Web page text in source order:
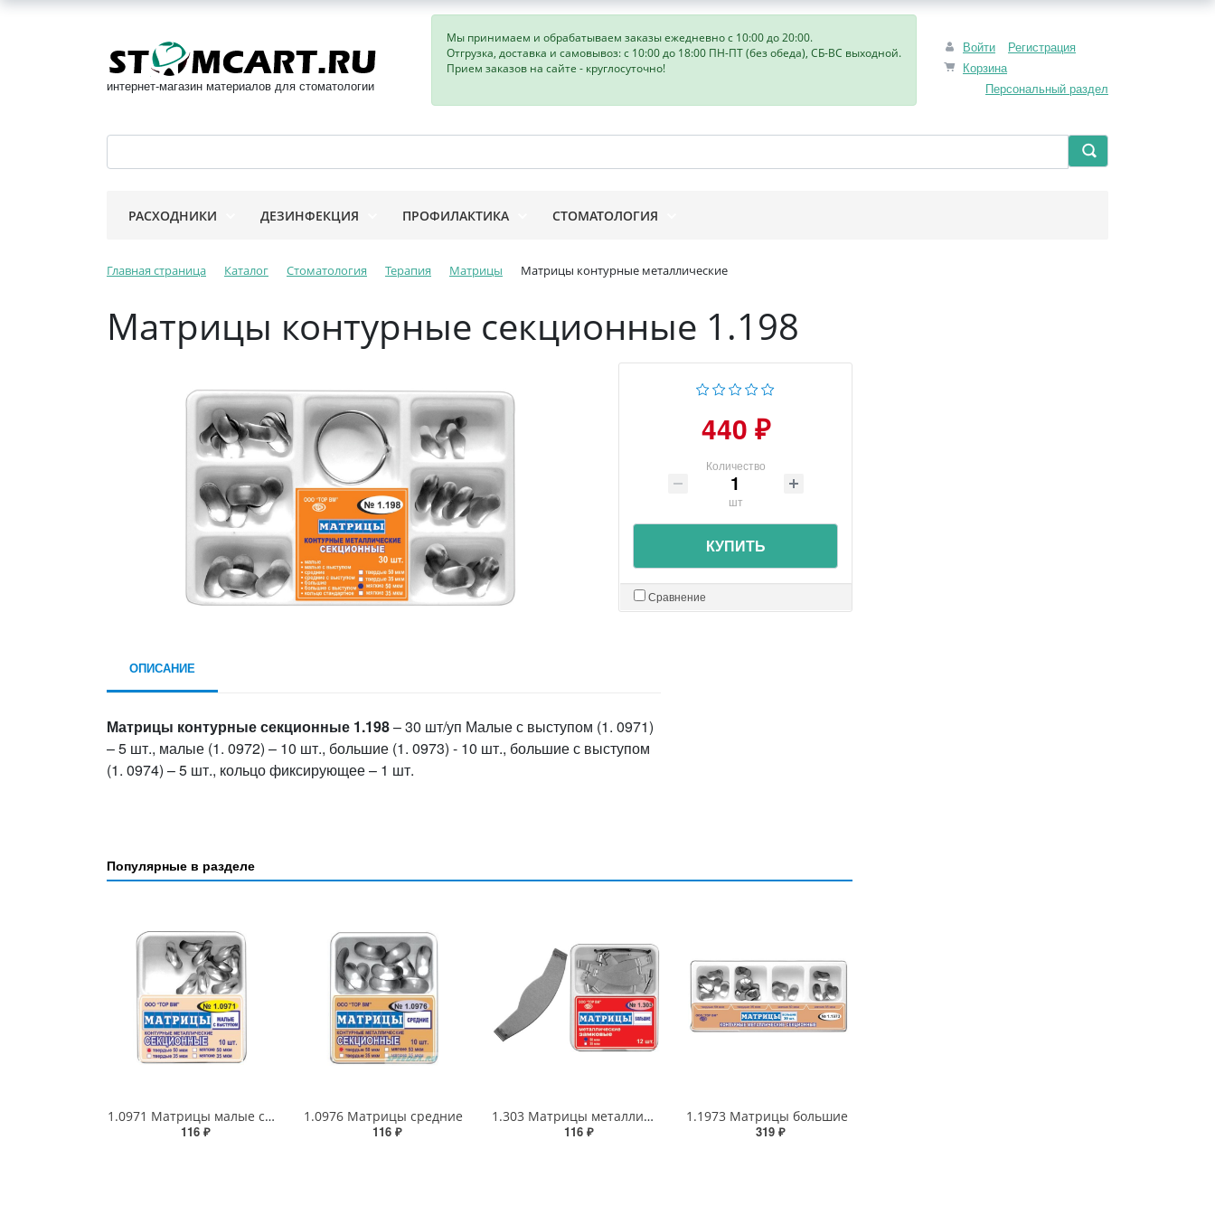
интернет-магазин материалов для стоматологии
Войти
Регистрация
Корзина
Персональный раздел
Мы принимаем и обрабатываем заказы ежедневно с 10:00 до 20:00.
Отгрузка, доставка и самовывоз: с 10:00 до 18:00 ПН-ПТ (без обеда), СБ-ВС выходной.
Прием заказов на сайте - круглосуточно!
РАСХОДНИКИ ДЕЗИНФЕКЦИЯ ПРОФИЛАКТИКА СТОМАТОЛОГИЯ
Главная страница Каталог Стоматология Терапия Матрицы Матрицы контурные металлические
Матрицы контурные секционные 1.198
440 ₽
Количество
шт
КУПИТЬ
Сравнение
ОПИСАНИЕ
Матрицы контурные секционные 1.198– 30 шт/уп Малые с выступом (1. 0971)
– 5 шт., малые (1. 0972) – 10 шт., большие (1. 0973) - 10 шт., большие с выступом
(1. 0974) – 5 шт., кольцо фиксирующее – 1 шт.
Популярные в разделе
1.0971 Матрицы малые с выступом
116 ₽
1.0976 Матрицы средние
116 ₽
1.303 Матрицы металлические замковые большие
116 ₽
1.1973 Матрицы большие
319 ₽